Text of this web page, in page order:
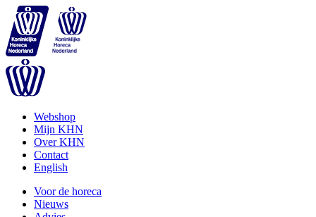
Webshop
Mijn KHN
Over KHN
Contact
English
Voor de horeca
Nieuws